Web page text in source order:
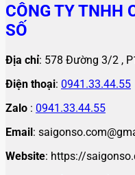
CÔNG TY TNHH
SỐ
Địa chỉ: 578 Đường 3/2 ,
Điện thoại: 0941.33.44.55
Zalo : 0941.33.44.55
Email:
Website: https://